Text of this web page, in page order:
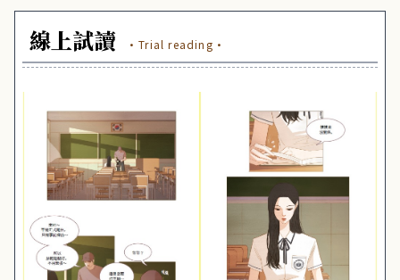
線上試讀 ·Trial reading·